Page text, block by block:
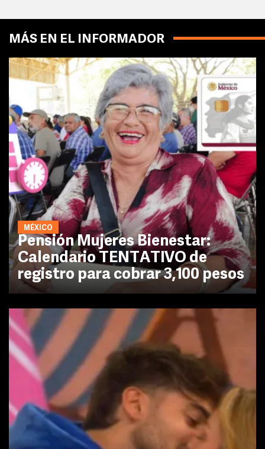
MÁS EN EL INFORMADOR
MÉXICO
Pensión Mujeres Bienestar:
Calendario TENTATIVO de
registro para cobrar 3,100 pesos